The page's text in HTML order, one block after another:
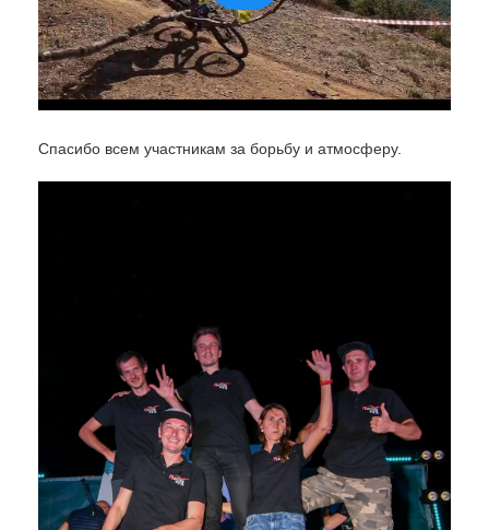
Спасибо всем участникам за борьбу и атмосферу.